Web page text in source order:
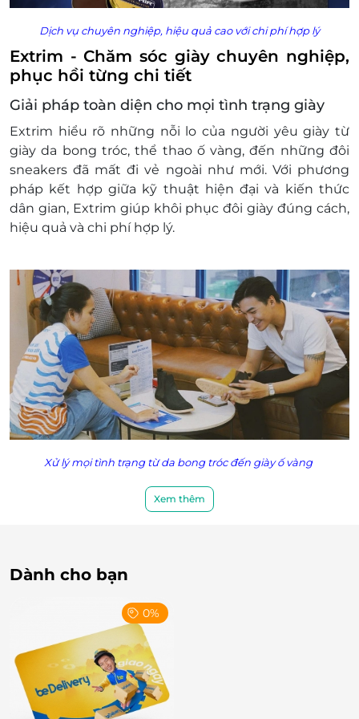
Dịch vụ chuyên nghiệp, hiệu quả cao với chi phí hợp lý
Extrim - Chăm sóc giày chuyên nghiệp,
phục hồi từng chi tiết
Giải pháp toàn diện cho mọi tình trạng giày
Extrim hiểu rõ những nỗi lo của người yêu giày từ
giày da bong tróc, thể thao ố vàng, đến những đôi
sneakers đã mất đi vẻ ngoài như mới. Với phương
pháp kết hợp giữa kỹ thuật hiện đại và kiến thức
dân gian, Extrim giúp khôi phục đôi giày đúng cách,
hiệu quả và chi phí hợp lý.
Xử lý mọi tình trạng từ da bong tróc đến giày ố vàng
Không chỉ là vệ sinh - Là hồi sinh phong cách
Tại Extrim, mỗi đôi giày được “chẩn đoán” như bệnh
Extrim còn sửa chữa, phục hồi cả giày và túi xách,
giúp khách hàng hoàn toàn an tâm với dịch vụ chất
lượng cao ngay tại một điểm đến.
Xem thêm
Dành cho bạn
0%